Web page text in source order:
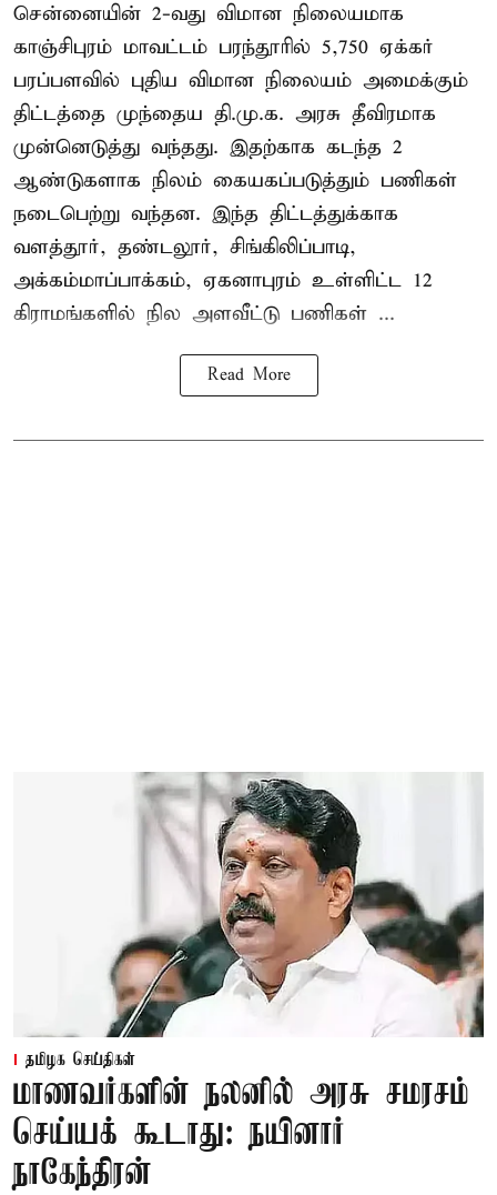
சென்னையின் 2-வது விமான நிலையமாக
காஞ்சிபுரம் மாவட்டம் பரந்தூரில் 5,750 ஏக்கர்
பரப்பளவில் புதிய விமான நிலையம் அமைக்கும்
திட்டத்தை முந்தைய தி.மு.க. அரசு தீவிரமாக
முன்னெடுத்து வந்தது. இதற்காக கடந்த 2
ஆண்டுகளாக நிலம் கையகப்படுத்தும் பணிகள்
நடைபெற்று வந்தன. இந்த திட்டத்துக்காக
வளத்தூர், தண்டலூர், சிங்கிலிப்பாடி,
அக்கம்மாப்பாக்கம், ஏகனாபுரம் உள்ளிட்ட 12
கிராமங்களில் நில அளவீட்டு பணிகள் ...
Read More
தமிழக செய்திகள்
மாணவர்களின் நலனில் அரசு சமரசம்
செய்யக் கூடாது: நயினார்
நாகேந்திரன்